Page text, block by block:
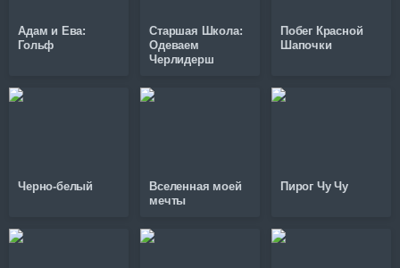
Адам и Ева:
Гольф
Старшая Школа:
Одеваем
Черлидерш
Побег Красной
Шапочки
Черно-белый
Вселенная моей
мечты
Пирог Чу Чу